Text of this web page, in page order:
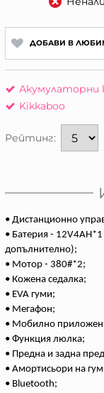
ДОБАВИ В
Акумулаторни
Kikkaboo
Рейтинг:
• Дистанционно
• Батерия -
допълнително);
• Мотор - 380#*2;
• Кожена седалка;
• EVA гуми;
• Мегафон;
• Мобилно
• Функция люлка;
• Предна и задна
• Амортисьори на
• Bluetooth;